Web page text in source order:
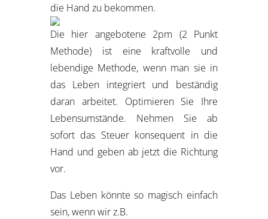
die Hand zu bekommen.
Die hier angebotene 2pm (2 Punkt
Methode) ist eine kraftvolle und
lebendige Methode, wenn man sie in
das Leben integriert und beständig
daran arbeitet. Optimieren Sie Ihre
Lebensumstände. Nehmen Sie ab
sofort das Steuer konsequent in die
Hand und geben ab jetzt die Richtung
vor.
Das Leben könnte so magisch einfach
sein, wenn wir z.B.